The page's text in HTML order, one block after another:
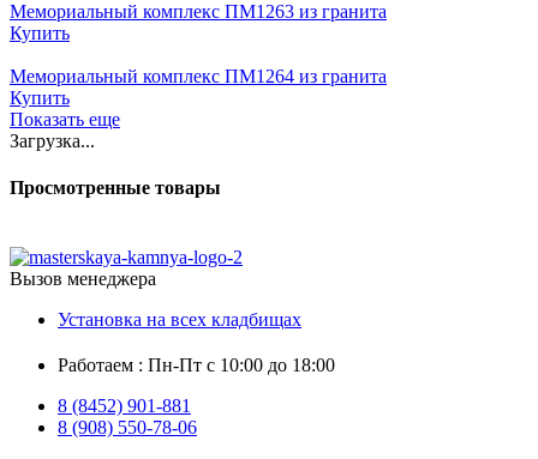
Мемориальный комплекс ПМ1263 из гранита
Купить
Мемориальный комплекс ПМ1264 из гранита
Купить
Показать еще
Загрузка...
Просмотренные товары
Вызов менеджера
Установка на всех кладбищах
Работаем : Пн-Пт с 10:00 до 18:00
8 (8452) 901-881
8 (908) 550-78-06